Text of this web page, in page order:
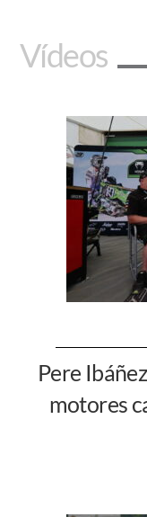
Vídeos
Pere
motores